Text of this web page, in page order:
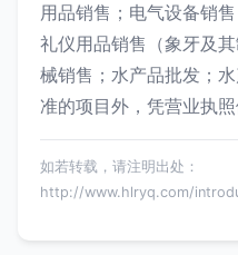
用品销售；电气设备销
礼仪用品销售（象牙及
械销售；水产品批发；
准的项目外，凭营业执
如若转载，请注明出处：
http://www.hlryq.com/